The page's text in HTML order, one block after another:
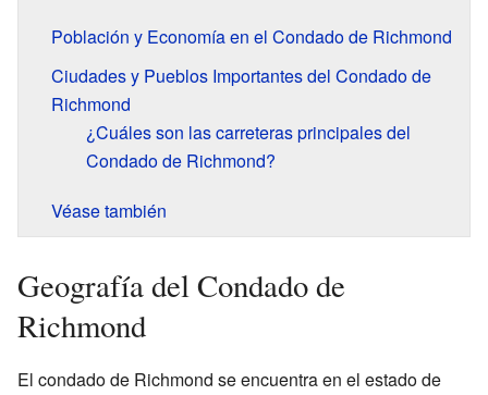
Población y Economía en el Condado de Richmond
Ciudades y Pueblos Importantes del Condado de
Richmond
¿Cuáles son las carreteras principales del
Condado de Richmond?
Véase también
Geografía del Condado de
Richmond
El condado de Richmond se encuentra en el estado de